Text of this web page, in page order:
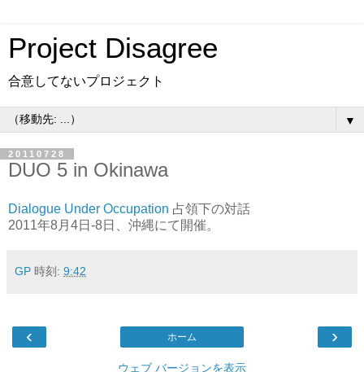
Project Disagree
合意してないプロジェクト
▼
20110728
DUO 5 in Okinawa
Dialogue Under Occupation 占領下の対話
2011年8月4日-8日、沖縄にて開催。
GP 時刻: 9:42
‹ ›
ホーム
ウェブ バージョンを表示